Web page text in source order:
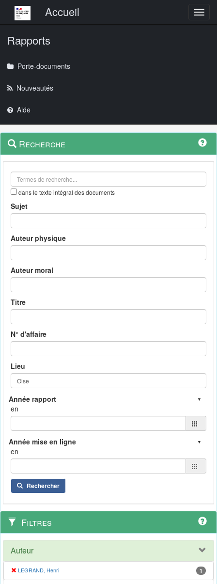
Menu principalAccueil
Rapports
Porte-documents
Nouveautés
Aide
Navigation
outils
Menu
contextuel
Recherche
dans le texte intégral des documents
Sujet
Auteur physique
Auteur moral
Titre
N° d'affaire
Lieu
en
en
Rechercher
Filtres
Auteur
LEGRAND, Henri 1